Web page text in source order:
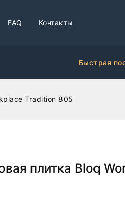
FAQ Контакты
Быстрая
Tradition 805
плитка Bloq